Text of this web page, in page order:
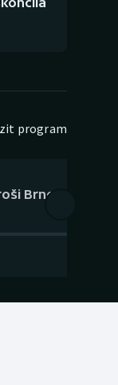
program
Brno – Eagles